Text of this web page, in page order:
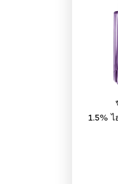
1.5% ไ